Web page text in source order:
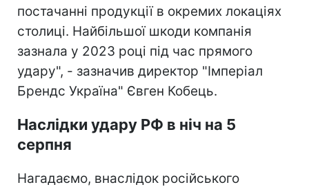
постачанні продукції в окремих локаціях
столиці. Найбільшої шкоди компанія
зазнала у 2023 році під час прямого
удару", - зазначив директор "Імперіал
Брендс Україна" Євген Кобець.
Наслідки удару РФ в ніч на 5
серпня
Нагадаємо, внаслідок російського